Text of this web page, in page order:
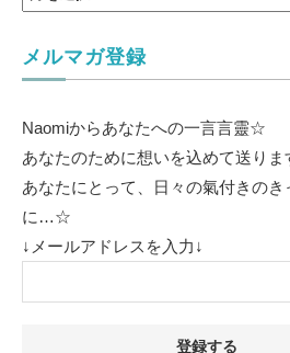
メルマガ登録
Naomiからあなたへの一言言靈☆
あなたのために想いを込めて送りま
あなたにとって、日々の氣付きのき
に…☆
↓メールアドレスを入力↓